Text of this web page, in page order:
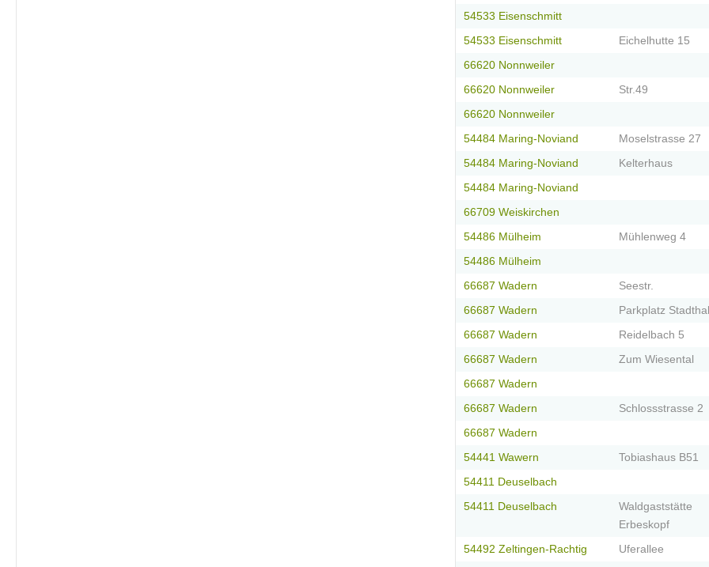
54533 Eisenschmitt
54533 Eisenschmitt Eichelhutte 15
66620 Nonnweiler
66620 Nonnweiler Str.49
66620 Nonnweiler
54484 Maring-Noviand Moselstrasse 27
54484 Maring-Noviand Kelterhaus
54484 Maring-Noviand
66709 Weiskirchen
54486 Mülheim Mühlenweg 4
54486 Mülheim
66687 Wadern Seestr.
66687 Wadern Parkplatz
66687 Wadern Reidelbach 5
66687 Wadern Zum Wiesental
66687 Wadern
66687 Wadern Schlossstrasse 2
66687 Wadern
54441 Wawern Tobiashaus B51
54411 Deuselbach
54411 Deuselbach
Waldgaststätte
Erbeskopf
54492 Zeltingen-Rachtig Uferallee